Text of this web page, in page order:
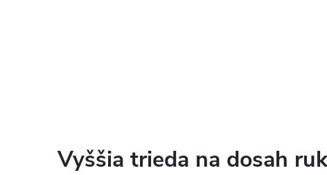
Vyššia trieda na dosah